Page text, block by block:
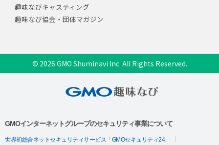
趣味なびキャスティング
趣味なび協会・団体マガジン
© 2026 GMO Shuminavi Inc. All Rights Reserved.